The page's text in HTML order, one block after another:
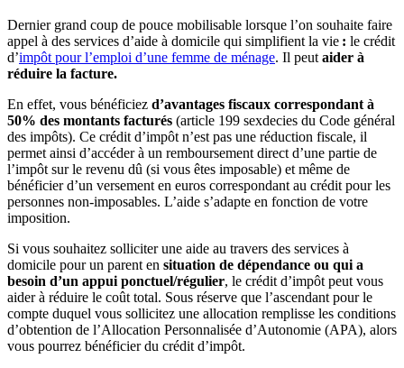
Dernier grand coup de pouce mobilisable lorsque l’on souhaite faire
appel à des services d’aide à domicile qui simplifient la vie : le crédit
d’impôt pour l’emploi d’une femme de ménage. Il peut aider à
réduire la facture.
En effet, vous bénéficiez d’avantages fiscaux correspondant à
50% des montants facturés (article 199 sexdecies du Code général
des impôts). Ce crédit d’impôt n’est pas une réduction fiscale, il
permet ainsi d’accéder à un remboursement direct d’une partie de
l’impôt sur le revenu dû (si vous êtes imposable) et même de
bénéficier d’un versement en euros correspondant au crédit pour les
personnes non-imposables. L’aide s’adapte en fonction de votre
imposition.
Si vous souhaitez solliciter une aide au travers des services à
domicile pour un parent en situation de dépendance ou qui a
besoin d’un appui ponctuel/régulier, le crédit d’impôt peut vous
aider à réduire le coût total. Sous réserve que l’ascendant pour le
compte duquel vous sollicitez une allocation remplisse les conditions
d’obtention de l’Allocation Personnalisée d’Autonomie (APA), alors
vous pourrez bénéficier du crédit d’impôt.